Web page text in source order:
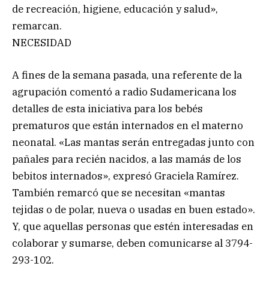
de recreación, higiene, educación y salud»,
remarcan.
NECESIDAD
A fines de la semana pasada, una referente de la
agrupación comentó a radio Sudamericana los
detalles de esta iniciativa para los bebés
prematuros que están internados en el materno
neonatal. «Las mantas serán entregadas junto con
pañales para recién nacidos, a las mamás de los
bebitos internados», expresó Graciela Ramírez.
También remarcó que se necesitan «mantas
tejidas o de polar, nueva o usadas en buen estado».
Y, que aquellas personas que estén interesadas en
colaborar y sumarse, deben comunicarse al 3794-
293-102.